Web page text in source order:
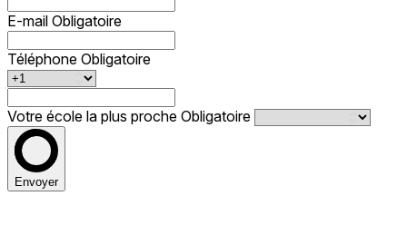
E-mail Obligatoire
Téléphone Obligatoire
Votre école la plus proche Obligatoire
Envoyer